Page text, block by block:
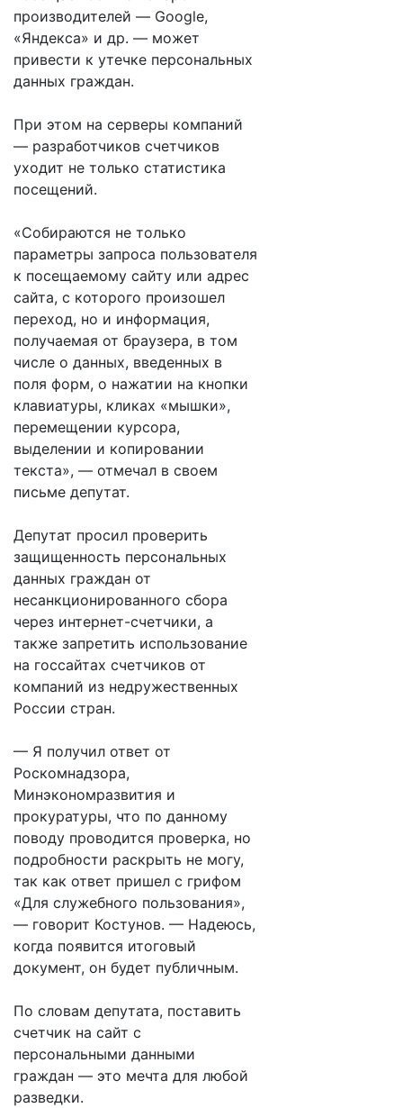
производителей — Google,
«Яндекса» и др. — может
привести к утечке персональных
данных граждан.
При этом на серверы компаний
— разработчиков счетчиков
уходит не только статистика
посещений.
«Собираются не только
параметры запроса пользователя
к посещаемому сайту или адрес
сайта, с которого произошел
переход, но и информация,
получаемая от браузера, в том
числе о данных, введенных в
поля форм, о нажатии на кнопки
клавиатуры, кликах «мышки»,
перемещении курсора,
выделении и копировании
текста», — отмечал в своем
письме депутат.
Депутат просил проверить
защищенность персональных
данных граждан от
несанкционированного сбора
через интернет-счетчики, а
также запретить использование
на госсайтах счетчиков от
компаний из недружественных
России стран.
— Я получил ответ от
Роскомнадзора,
Минэкономразвития и
прокуратуры, что по данному
поводу проводится проверка, но
подробности раскрыть не могу,
так как ответ пришел с грифом
«Для служебного пользования»,
— говорит Костунов. — Надеюсь,
когда появится итоговый
документ, он будет публичным.
По словам депутата, поставить
счетчик на сайт с
персональными данными
граждан — это мечта для любой
разведки.